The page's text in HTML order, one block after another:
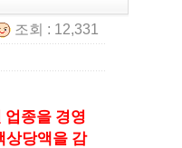
조회 : 12,331
업종을 경영
상당액을 감